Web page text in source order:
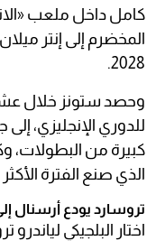
كامل داخل ملعب
المخضرم إلى إنتر
2028.
وحصد ستونز خلال
للدوري الإنجليزي،
كبيرة من البطولات،
الذي صنع الفترة
تروسارد يودع أرسنال
اختار البلجيكي